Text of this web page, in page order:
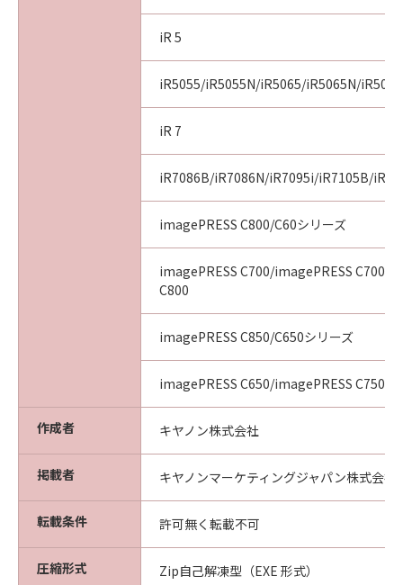
iR 5
iR5055/iR5055N/iR5065/iR5065N/
iR 7
iR7086B/iR7086N/iR7095i/iR7105B/
imagePRESS C800/C60シリーズ
imagePRESS C700/imagePRESS C700L/
C800
imagePRESS C850/C650シリーズ
imagePRESS C650/imagePRESS C750/
作成者 キヤノン株式会社
掲載者 キヤノンマーケティングジャパン株式会社
転載条件 許可無く転載不可
圧縮形式 Zip自己解凍型（EXE 形式）